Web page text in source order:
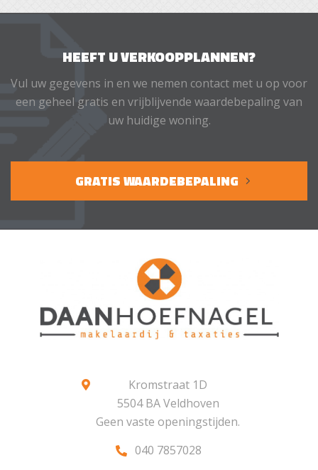
HEEFT U VERKOOPPLANNEN?
Vul uw gegevens in en we nemen contact met u op voor
een geheel gratis en vrijblijvende waardebepaling van
uw huidige woning.
GRATIS WAARDEBEPALING
Kromstraat 1D
5504 BA Veldhoven
Geen vaste openingstijden.
040 7857028